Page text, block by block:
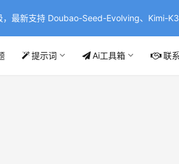
最新支持 Doubao-Seed-Evolving、Kimi-
提示词 Ai工具箱 联